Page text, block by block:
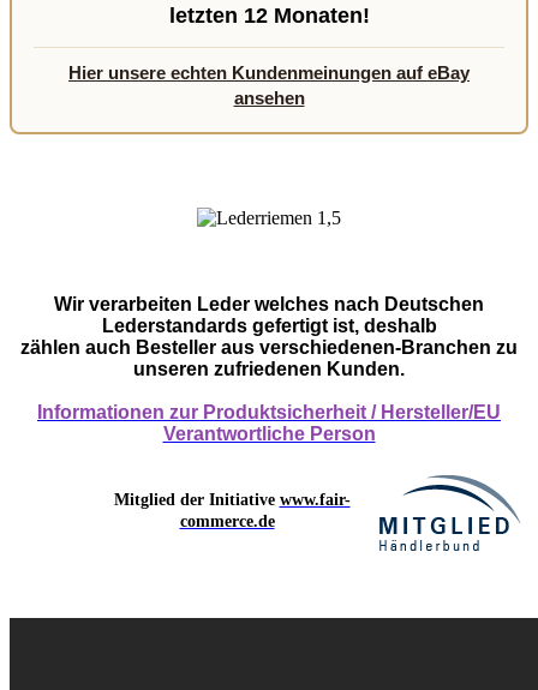
letzten 12 Monaten!
Hier unsere echten Kundenmeinungen auf eBay
ansehen
Wir verarbeiten Leder welches nach Deutschen
Lederstandards gefertigt ist, deshalb
zählen auch Besteller aus verschiedenen-Branchen zu
unseren zufriedenen Kunden.
Informationen zur Produktsicherheit / Hersteller/EU
Verantwortliche Person
Mitglied der Initiative www.fair-
commerce.de